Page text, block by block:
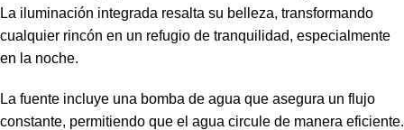
La iluminación integrada resalta su belleza, transformando
cualquier rincón en un refugio de tranquilidad, especialmente
en la noche.
La fuente incluye una bomba de agua que asegura un flujo
constante, permitiendo que el agua circule de manera eficiente.